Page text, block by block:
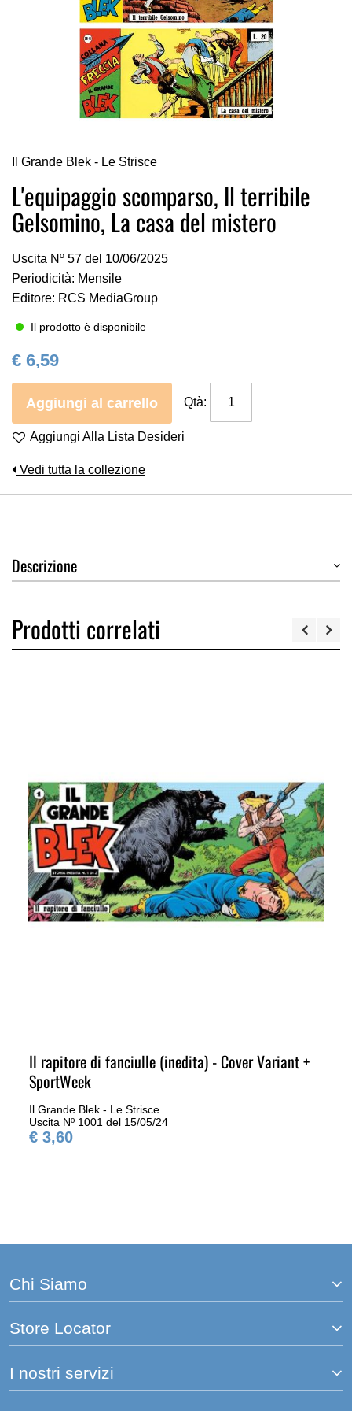
all'inizio
della
galleria
di
immagini
Il Grande Blek - Le Strisce
L'equipaggio scomparso, Il terribile
Gelsomino, La casa del mistero
Uscita Nº 57 del 10/06/2025
Periodicità: Mensile
Editore: RCS MediaGroup
Il prodotto è disponibile
€ 6,59
Aggiungi al carrello Qtà:
Aggiungi Alla Lista Desideri
Vedi tutta la collezione
Descrizione
Prodotti correlati
Il rapitore di fanciulle (inedita) - Cover Variant +
SportWeek
Il Grande Blek - Le Strisce
Uscita Nº 1001 del 15/05/24
€ 3,60
Chi Siamo
Store Locator
I nostri servizi